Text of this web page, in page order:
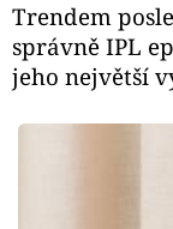
Trendem
správně IPL
jeho největší